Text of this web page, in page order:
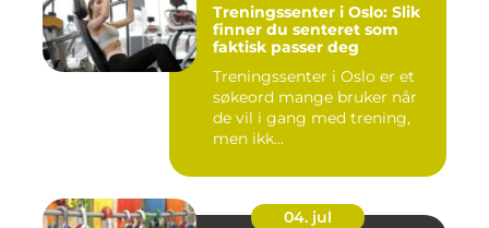
Treningssenter i Oslo: Slik
finner du senteret som
faktisk passer deg
Treningssenter i Oslo er et
søkeord mange bruker når
de vil i gang med trening,
men ikk...
04. jul